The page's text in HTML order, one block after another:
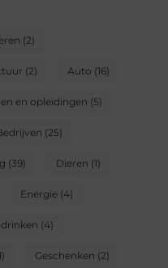
(2)
(2) Auto (16)
en opleidingen (5)
(25)
(39) Dieren (1)
Energie(4)
(4)
Geschenken (2)